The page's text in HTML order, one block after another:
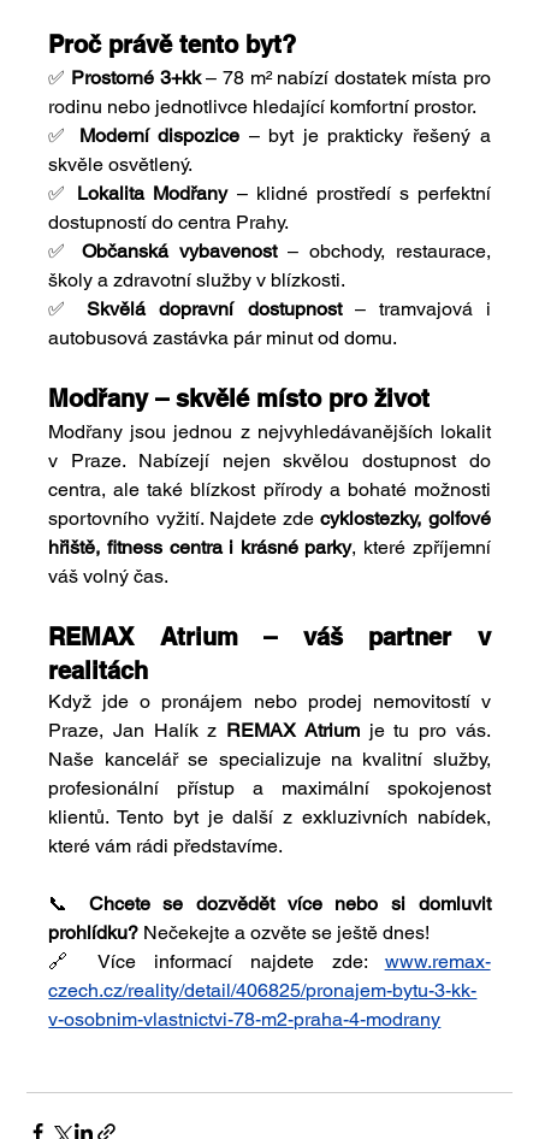
Proč právě tento byt?
✅ Prostorné 3+kk – 78 m² nabízí dostatek místa pro
rodinu nebo jednotlivce hledající komfortní prostor.
✅ Moderní dispozice – byt je prakticky řešený a
skvěle osvětlený.
✅ Lokalita Modřany – klidné prostředí s perfektní
dostupností do centra Prahy.
✅ Občanská vybavenost – obchody, restaurace,
školy a zdravotní služby v blízkosti.
✅ Skvělá dopravní dostupnost – tramvajová i
autobusová zastávka pár minut od domu.
Modřany – skvělé místo pro život
Modřany jsou jednou z nejvyhledávanějších lokalit
v Praze. Nabízejí nejen skvělou dostupnost do
centra, ale také blízkost přírody a bohaté možnosti
sportovního vyžití. Najdete zde cyklostezky, golfové
hřiště, fitness centra i krásné parky, které zpříjemní
váš volný čas.
REMAX Atrium – váš partner v
realitách
Když jde o pronájem nebo prodej nemovitostí v
Praze, Jan Halík z REMAX Atrium je tu pro vás.
Naše kancelář se specializuje na kvalitní služby,
profesionální přístup a maximální spokojenost
klientů. Tento byt je další z exkluzivních nabídek,
které vám rádi představíme.
📞 Chcete se dozvědět více nebo si domluvit
prohlídku? Nečekejte a ozvěte se ještě dnes!
🔗 Více informací najdete zde: www.remax-
czech.cz/reality/detail/406825/pronajem-bytu-3-kk-
v-osobnim-vlastnictvi-78-m2-praha-4-modrany